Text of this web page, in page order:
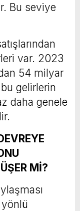
Bu seviye
var. 2023
54 milyar
gelirlerin
daha genele
Mİ?
yönlü